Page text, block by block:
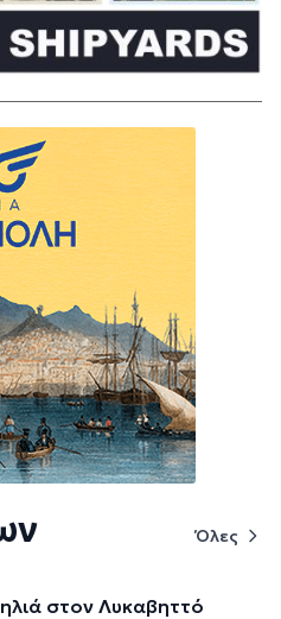
Όλες
στον Λυκαβηττό